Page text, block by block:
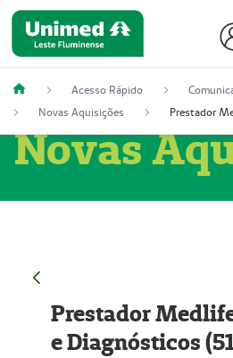
Acesso Rápido
Novas Aquisições
Novas
Prestador
e Diagnósticos